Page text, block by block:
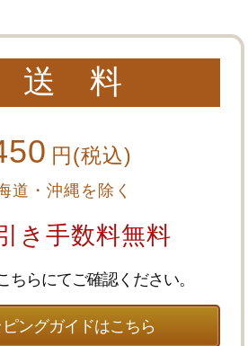
送 料
円(税込)
道・沖縄を除く
き手数料無料
ちらにてご確認ください。
ングガイドはこちら